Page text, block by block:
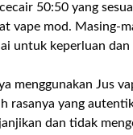
50:50 yang
vape mod. Masing-
untuk keperluan dan
menggunakan Jus
rasanya yang
dan tidak